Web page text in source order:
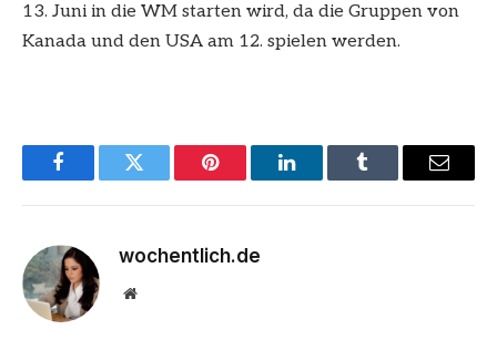
13. Juni in die WM starten wird, da die Gruppen von
Kanada und den USA am 12. spielen werden.
FacebookTwitter Pinterest LinkedInTumblr Email
wochentlich.de
Website